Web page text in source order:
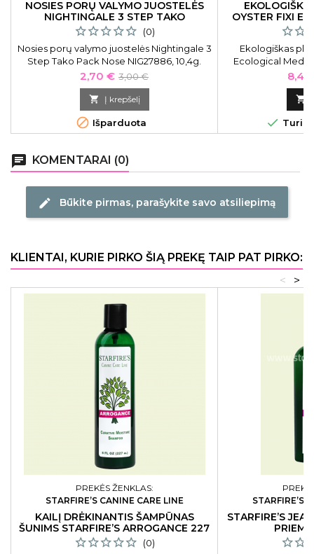
NOSIES PORŲ VALYMO JUOSTELĖS
NIGHTINGALE 3 STEP TAKO
(0)
Nosies porų valymo juostelės Nightingale 3
Step Tako Pack Nose NIG27886, 10,4g.
Kaina
2,70 € Bazinė
kaina
3,00 €
 Į krepšelį
 Išparduota
OYSTER FIXI
Ekologiškas
Ecological
vidutinės


chat KOMENTARAI (0)
edit Būkite pirmas, parašykite savo atsiliepimą
KLIENTAI, KURIE PIRKO ŠIĄ PREKĘ TAIP PAT PIRKO:
>
<
PREKĖS ŽENKLAS:
STARFIRE’S CANINE CARE LINE
KAILĮ DRĖKINANTIS ŠAMPŪNAS
ŠUNIMS STARFIRE’S ARROGANCE 227
ML
(0)
STARFIRE’S
STARFIRE’S